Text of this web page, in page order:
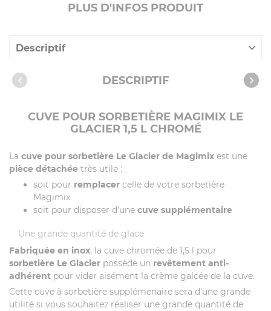
PLUS D'INFOS PRODUIT
Descriptif
Caractéristiques DESCRIPTIF
CUVE POUR SORBETIÈRE MAGIMIX LE
GLACIER 1,5 L CHROMÉ
La cuve pour sorbetière Le Glacier de Magimix est une
pièce détachée très utile :
soit pour remplacer celle de votre sorbetière
Magimix
soit pour disposer d'une cuve supplémentaire
Une grande quantité de glace
Fabriquée en inox, la cuve chromée de 1,5 l pour
sorbetière Le Glacier possède un revêtement anti-
adhérent pour vider aisément la crème galcée de la cuve.
Cette cuve à sorbetière supplémenaire sera d'une grande
utilité si vous souhaitez réaliser une grande quantité de